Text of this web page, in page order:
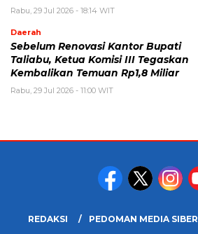
Rabu, 29 Jul 2026 - 18:14 WIT
Daerah
Sebelum Renovasi Kantor Bupati
Taliabu, Ketua Komisi III Tegaskan
Kembalikan Temuan Rp1,8 Miliar
Rabu, 29 Jul 2026 - 11:00 WIT
REDAKSI PEDOMAN MEDIA SIBER